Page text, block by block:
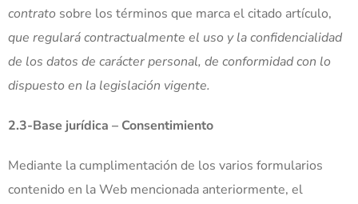
contrato sobre los términos que marca el citado artículo,
que regulará contractualmente el uso y la confidencialidad
de los datos de carácter personal, de conformidad con lo
dispuesto en la legislación vigente.
2.3-Base jurídica – Consentimiento
Mediante la cumplimentación de los varios formularios
contenido en la Web mencionada anteriormente, el